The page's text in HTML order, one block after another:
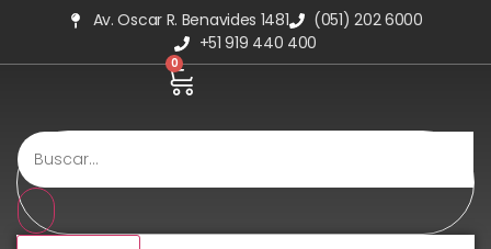
Av. Oscar R. Benavides 1481
(051) 202 6000
+51 919 440 400
0